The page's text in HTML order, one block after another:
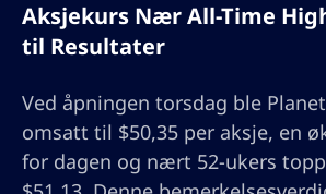
Aksjekurs Nær All-Time
til Resultater
Ved åpningen torsdag ble
omsatt til $50,35 per aksje, en
for dagen og nært 52-ukers